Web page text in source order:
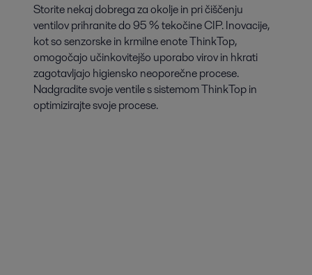
Storite nekaj dobrega za okolje in pri čiščenju
ventilov prihranite do 95 % tekočine CIP. Inovacije,
kot so senzorske in krmilne enote ThinkTop,
omogočajo učinkovitejšo uporabo virov in hkrati
zagotavljajo higiensko neoporečne procese.
Nadgradite svoje ventile s sistemom ThinkTop in
optimizirajte svoje procese.